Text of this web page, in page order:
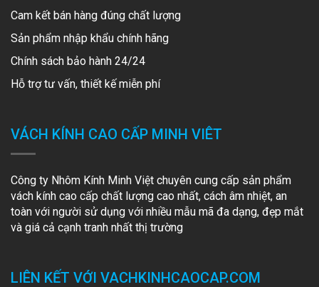
Cam kết bán hàng đúng chất lượng
Sản phẩm nhập khẩu chính hãng
Chính sách bảo hành 24/24
Hỗ trợ tư vấn, thiết kế miễn phí
VÁCH KÍNH CAO CẤP MINH VIÊT
Công ty Nhôm Kính Minh Việt chuyên cung cấp sản phẩm
vách kính cao cấp chất lượng cao nhất, cách âm nhiệt, an
toàn với người sử dụng với nhiều mẫu mã đa dạng, đẹp mắt
và giá cả cạnh tranh nhất thị trường
LIÊN KẾT VỚI VACHKINHCAOCAP.COM